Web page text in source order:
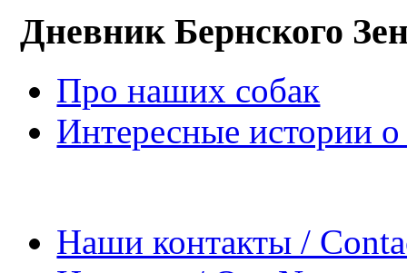
Дневник Бернского
Про наших собак
Интересные истории
Наши контакты /